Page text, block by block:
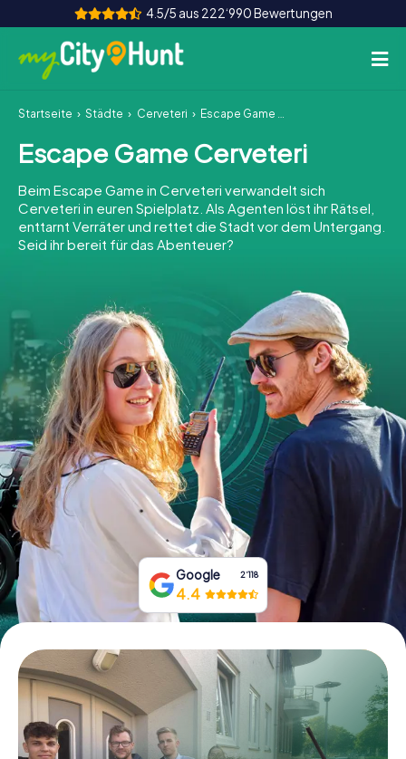
4.5/5 aus 222‘990 Bewertungen
So funktioniert's
Städte
Touren
Teamevent
INT AT CH
DE
ES
FR UK
IE
IT
NL
Tickets buchen
Gutscheine bestellen
Startseite Städte Cerveteri Escape Game Cerveteri
Escape Game Cerveteri
Beim Escape Game in Cerveteri verwandelt sich
Cerveteri in euren Spielplatz. Als Agenten löst ihr Rätsel,
enttarnt Verräter und rettet die Stadt vor dem Untergang.
Seid ihr bereit für das Abenteuer?
Google 2‘118
4.4